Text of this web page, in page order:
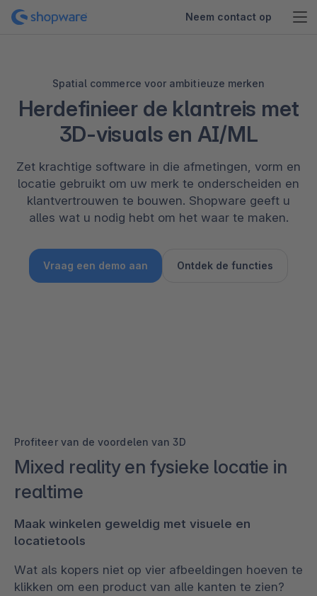
Neem contact op
Spatial commerce voor ambitieuze merken
Herdefinieer de klantreis met
3D-visuals en AI/ML
Zet krachtige software in die afmetingen, vorm en
locatie gebruikt om uw merk te onderscheiden en
klantvertrouwen te bouwen. Shopware geeft u
alles wat u nodig hebt om het waar te maken.
Vraag een demo aan Ontdek de functies
Profiteer van de voordelen van 3D
Mixed reality en fysieke locatie in
realtime
Maak winkelen geweldig met visuele en
locatietools
Wat als kopers niet op vier afbeeldingen hoeven te
klikken om een product van alle kanten te zien?